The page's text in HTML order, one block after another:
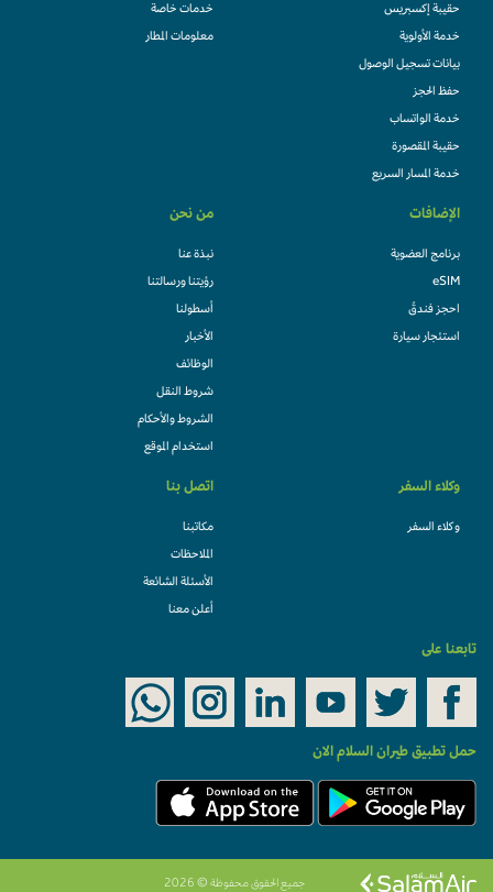
حقيبة إكسبريس
خدمة الأولوية
بيانات تسجيل الوصول
حفظ الحجز
خدمة الواتساب
حقيبة المقصورة
خدمة المسار السريع
خدمات خاصة
معلومات المطار
الإضافات
برنامج العضوية
eSIM
احجز فندقً
استئجار سيارة
من نحن
نبذة عنا
رؤيتنا ورسالتنا
أسطولنا
الأخبار
الوظائف
شروط النقل
الشروط والأحكام
استخدام الموقع
وكلاء السفر
وكلاء السفر
اتصل بنا
مكاتبنا
الملاحظات
الأسئلة الشائعة
أعلن معنا
تابعنا على
حمل تطبيق طيران السلام الان
جميع الحقوق محفوظة © 2026